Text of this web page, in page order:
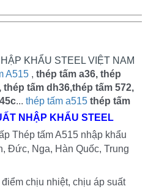
KHẨU STEEL VIỆT NAM
A515 , thép tấm a36, thép
thép tấm dh36,thép tấm 572,
... thép tấm a515 thép tấm
NHẬP KHẨU STEEL
Thép tấm A515 nhập khẩu
Đức, Nga, Hàn Quốc, Trung
chịu nhiệt, chịu áp suất